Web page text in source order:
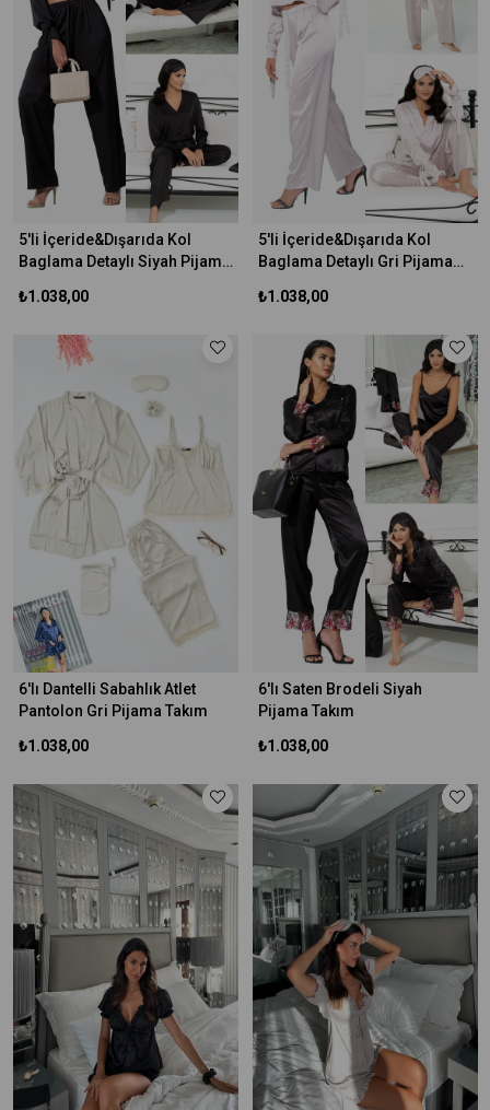
5'li İçeride&Dışarıda Kol
Baglama Detaylı Siyah Pijama
₺1.038,00
5'li İçeride&Dışarıda Kol
Baglama Detaylı Gri Pijama
₺1.038,00
6'lı Dantelli Sabahlık Atlet
Pantolon Gri Pijama Takım
₺1.038,00
6'lı Saten Brodeli Siyah
Pijama Takım
₺1.038,00